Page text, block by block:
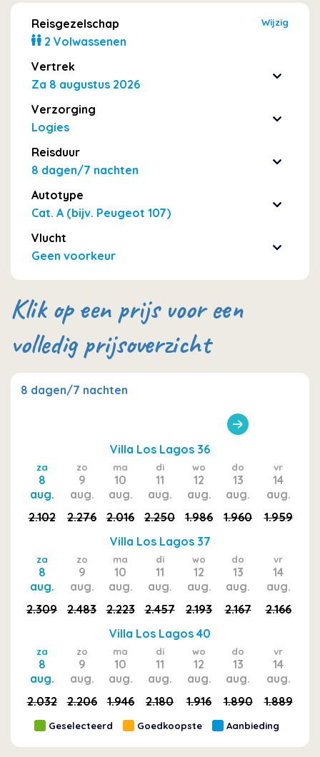
Reisgezelschap Wijzig
2 Volwassenen
Vertrek
Za 8 augustus 2026
Verzorging
Logies
Reisduur
8 dagen/7 nachten
Autotype
Cat. A (bijv. Peugeot 107)
Vlucht
Geen voorkeur
Klik op een prijs voor een
volledig prijsoverzicht
8 dagen/7 nachten
Villa Los Lagos 36
za
8
aug.
zo
9
aug.
ma
10
aug.
di
11
aug.
wo
12
aug.
do
13
aug.
vr
14
aug.
2.102
2.276 2.016 2.250 1.986 1.960
1.959
Villa Los Lagos 37
za
8
aug.
zo
9
aug.
ma
10
aug.
di
11
aug.
wo
12
aug.
do
13
aug.
vr
14
aug.
2.309
2.483 2.223 2.457 2.193 2.167
2.166
Villa Los Lagos 40
za
8
aug.
zo
9
aug.
ma
10
aug.
di
11
aug.
wo
12
aug.
do
13
aug.
vr
14
aug.
2.032
2.206 1.946 2.180 1.916 1.890 1.889
Geselecteerd Goedkoopste Aanbieding